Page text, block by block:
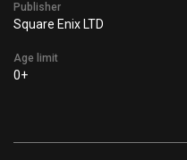
Publisher
Square Enix LTD
Age limit
0+